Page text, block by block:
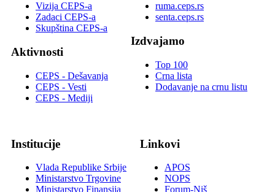
Vizija CEPS-a
Zadaci CEPS-a
Skupština CEPS-a
Aktivnosti
CEPS - Dešavanja
CEPS - Vesti
CEPS - Mediji
ruma.ceps.rs
senta.ceps.rs
Izdvajamo
Top 100
Crna lista
Dodavanje na crnu listu
Institucije
Vlada Republike Srbije
Ministarstvo Trgovine
Ministarstvo Finansija
Linkovi
APOS
NOPS
Forum-Niš